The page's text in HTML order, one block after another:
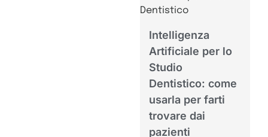
Intelligenza
Artificiale per lo
Studio
Dentistico: come
usarla per farti
trovare dai
pazienti